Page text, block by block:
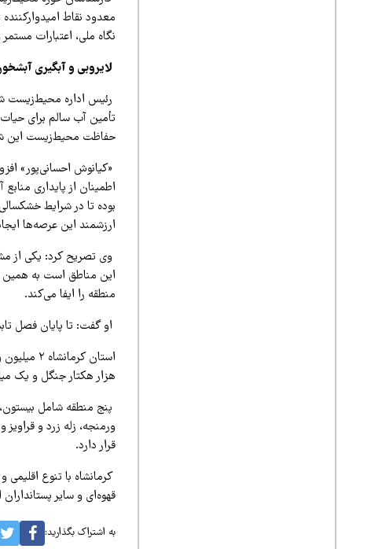
معدود نقاط
نگاه ملی، اعتبارات
لایروبی و آبگیری
رئیس اداره محیط‌زیست
تأمین آب سالم برای
حفاظت محیط‌زیست این
«کیانوش احسانی‌پور»
اطمینان از پایداری
بوده تا در شرایط
ارزشمند این عرصه‌ها
وی تصریح کرد: یکی از
این مناطق است به
منطقه را ایفا می‌کند.
او گفت: تا پایان فصل
هزار هکتار جنگل و یک میلیون و ۱۹۲ هزار هکتار مرتع
پنج منطقه شامل
قرار دارد.
کرمانشاه با تنوع
قهوه‌ای و سایر
به اشتراک بگذارید: